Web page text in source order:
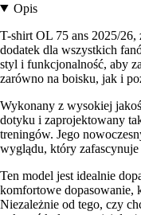
Opis
T-shirt OL 75 ans 2025/26,
dodatek dla wszystkich
styl i funkcjonalność, aby
zarówno na boisku, jak i
Wykonany z wysokiej
dotyku i zaprojektowany
treningów. Jego
wyglądu, który
Ten model jest idealnie
komfortowe dopasowanie,
Niezależnie od tego, czy